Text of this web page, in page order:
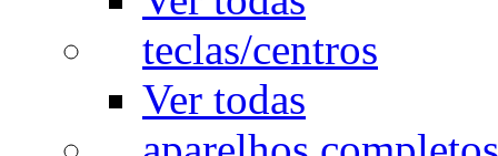
teclas/centros
Ver todas